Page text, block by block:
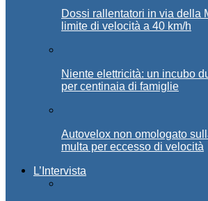
Dossi rallentatori in via della
limite di velocità a 40 km/h
Niente elettricità: un incubo
per centinaia di famiglie
Autovelox non omologato
multa per eccesso di velocità
L’Intervista